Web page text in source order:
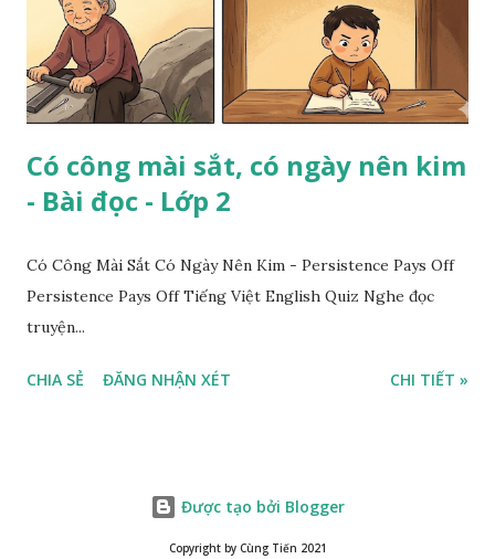
Có công mài sắt, có ngày nên kim
- Bài đọc - Lớp 2
Có Công Mài Sắt Có Ngày Nên Kim - Persistence Pays Off
Persistence Pays Off Tiếng Việt English Quiz Nghe đọc
truyện...
CHIA SẺ ĐĂNG NHẬN XÉT CHI TIẾT »
Được tạo bởi Blogger
Copyright by Cùng Tiến 2021